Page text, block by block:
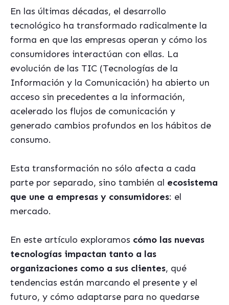
En las últimas décadas, el desarrollo
tecnológico ha transformado radicalmente la
forma en que las empresas operan y cómo los
consumidores interactúan con ellas. La
evolución de las TIC (Tecnologías de la
Información y la Comunicación) ha abierto un
acceso sin precedentes a la información,
acelerado los flujos de comunicación y
generado cambios profundos en los hábitos de
consumo.
Esta transformación no sólo afecta a cada
parte por separado, sino también al ecosistema
que une a empresas y consumidores: el
mercado.
En este artículo exploramos cómo las nuevas
tecnologías impactan tanto a las
organizaciones como a sus clientes, qué
tendencias están marcando el presente y el
futuro, y cómo adaptarse para no quedarse